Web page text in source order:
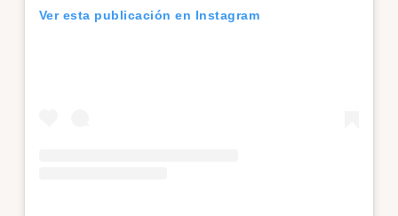
Ver esta publicación en Instagram